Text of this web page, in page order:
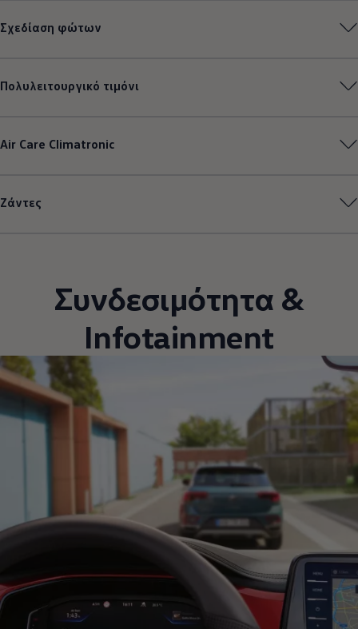
Σχεδίαση φώτων
Πολυλειτουργικό τιμόνι
Air Care Climatronic
Ζάντες
Συνδεσιμότητα &
Infotainment